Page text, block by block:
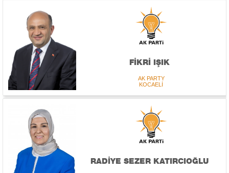
FİKRİ IŞIK
AK PARTY
KOCAELİ
RADİYE SEZER KATIRCIOĞLU